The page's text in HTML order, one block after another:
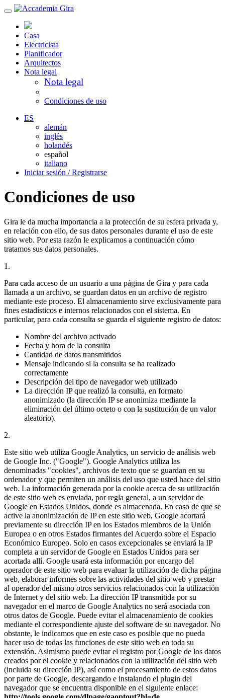
Casa
Electricista
Planificador
Arquitectos
Nota legal
Nota legal
Condiciones de uso
ES
alemán
inglés
holandés
español
italiano
Iniciar sesión / Registrarse
Condiciones de uso
Gira le da mucha importancia a la protección de su esfera privada y,
en relación con ello, de sus datos personales durante el uso de este
sitio web. Por esta razón le explicamos a continuación cómo
tratamos sus datos personales.
1.
Para cada acceso de un usuario a una página de Gira y para cada
llamada a un archivo, se guardan datos en un archivo de registro
mediante este proceso. El almacenamiento sirve exclusivamente para
fines estadísticos e internos relacionados con el sistema. En
particular, para cada consulta se guarda el siguiente registro de datos:
Nombre del archivo activado
Fecha y hora de la consulta
Cantidad de datos transmitidos
Mensaje indicando si la consulta se ha realizado
correctamente
Descripción del tipo de navegador web utilizado
La dirección IP que realizó la consulta, en formato
anonimizado (la dirección IP se anonimiza mediante la
eliminación del último octeto o con la sustitución de un valor
aleatorio).
2.
Este sitio web utiliza Google Analytics, un servicio de análisis web
de Google Inc. ("Google"). Google Analytics utiliza las
denominadas "cookies", archivos de texto que se guardan en su
ordenador y que permiten un análisis del uso que usted hace del sitio
web. La información generada por la cookie acerca de su utilización
de este sitio web es enviada, por regla general, a un servidor de
Google en Estados Unidos, donde es almacenada. En caso de que se
active la anonimización de IP en este sitio web, Google acortará
previamente su dirección IP en los Estados miembros de la Unión
Europea o en otros Estados firmantes del Acuerdo sobre el Espacio
Económico Europeo. Solo en casos excepcionales se enviará la IP
completa a un servidor de Google en Estados Unidos para ser
acortada allí. Google usará esta información por encargo del
operador de este sitio web para evaluar la utilización de dicha página
web, elaborar informes sobre las actividades del sitio web y prestar
al operador del mismo otros servicios relacionados con la utilización
de Internet y del sitio web. La dirección IP transmitida por su
navegador en el marco de Google Analytics no será asociada con
otros datos de Google. Puede evitar el almacenamiento de cookies
mediante el correspondiente ajuste del software de su navegador. No
obstante, le indicamos que en este caso es posible que no pueda
hacer uso de todas las funciones de este sitio web en toda su
extensión. Asimismo puede evitar el registro por Google de los datos
creados por el cookie y relacionados con la utilización del sitio web
(incluida su dirección IP), así como el procesamiento de estos datos
por parte de Google, descargando e instalando el plugin del
navegador que se encuentra disponible en el siguiente enlace: